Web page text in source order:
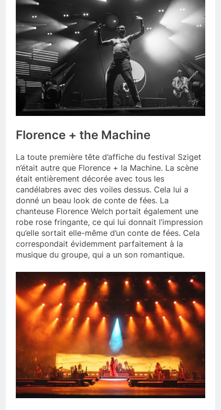
Florence + the Machine
La toute première tête d’affiche du festival Sziget
n’était autre que Florence + la Machine. La scène
était entièrement décorée avec tous les
candélabres avec des voiles dessus. Cela lui a
donné un beau look de conte de fées. La
chanteuse Florence Welch portait également une
robe rose fringante, ce qui lui donnait l’impression
qu’elle sortait elle-même d’un conte de fées. Cela
correspondait évidemment parfaitement à la
musique du groupe, qui a un son romantique.